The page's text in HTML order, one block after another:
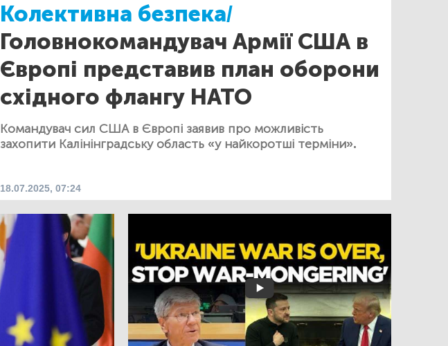
Колективна безпека/
Головнокомандувач Армії США в
Європі представив план оборони
східного флангу НАТО
Командувач сил США в Європі заявив про можливість
захопити Калінінградську область «у найкоротші терміни».
18.07.2025, 07:24